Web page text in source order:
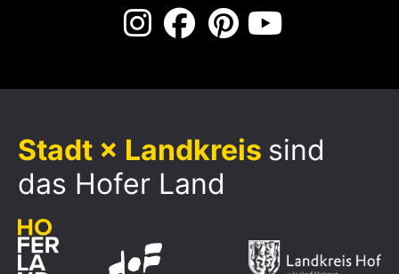
Stadt × Landkreis sind
das Hofer Land